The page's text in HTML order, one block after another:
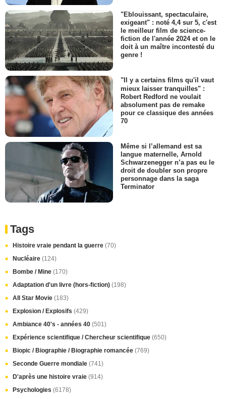
"Eblouissant, spectaculaire,
exigeant" : noté 4,4 sur 5, c'est
le meilleur film de science-
fiction de l'année 2024 et on le
doit à un maître incontesté du
genre !
"Il y a certains films qu'il vaut
mieux laisser tranquilles" :
Robert Redford ne voulait
absolument pas de remake
pour ce classique des années
70
Même si l’allemand est sa
langue maternelle, Arnold
Schwarzenegger n’a pas eu le
droit de doubler son propre
personnage dans la saga
Terminator
Tags
Histoire vraie pendant la guerre (70)
Nucléaire (124)
Bombe / Mine (170)
Adaptation d'un livre (hors-fiction) (198)
All Star Movie (183)
Explosion / Explosifs (429)
Ambiance 40's - années 40 (501)
Expérience scientifique / Chercheur scientifique (650)
Biopic / Biographie / Biographie romancée (769)
Seconde Guerre mondiale (741)
D'après une histoire vraie (914)
Psychologies (6178)